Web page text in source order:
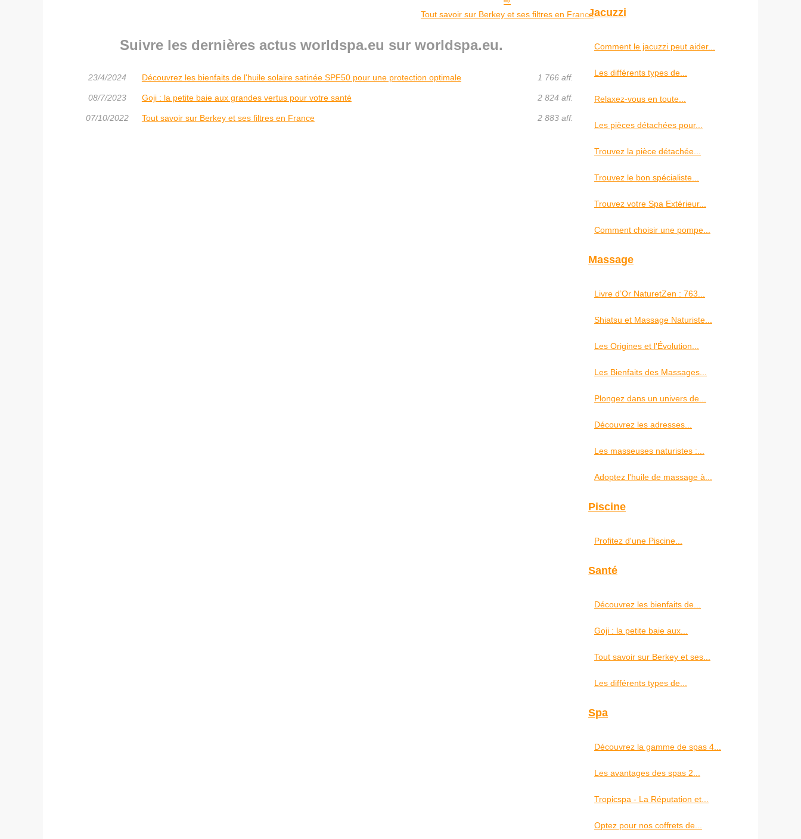
Tout savoir sur Berkey et ses filtres en France
Suivre les dernières actus worldspa.eu sur worldspa.eu.
23/4/2024 Découvrez les bienfaits de l'huile solaire satinée SPF50 pour une protection optimale 1 766 aff.
08/7/2023 Goji : la petite baie aux grandes vertus pour votre santé 2 824 aff.
07/10/2022 Tout savoir sur Berkey et ses filtres en France 2 883 aff.
Jacuzzi
Comment le jacuzzi peut aider...
Les différents types de...
Relaxez-vous en toute...
Les pièces détachées pour...
Trouvez la pièce détachée...
Trouvez le bon spécialiste...
Trouvez votre Spa Extérieur...
Comment choisir une pompe...
Massage
Livre d’Or NaturetZen : 763...
Shiatsu et Massage Naturiste...
Les Origines et l'Évolution...
Les Bienfaits des Massages...
Plongez dans un univers de...
Découvrez les adresses...
Les masseuses naturistes :...
Adoptez l'huile de massage à...
Piscine
Profitez d'une Piscine...
Santé
Découvrez les bienfaits de...
Goji : la petite baie aux...
Tout savoir sur Berkey et ses...
Les différents types de...
Spa
Découvrez la gamme de spas 4...
Les avantages des spas 2...
Tropicspa - La Réputation et...
Optez pour nos coffrets de...